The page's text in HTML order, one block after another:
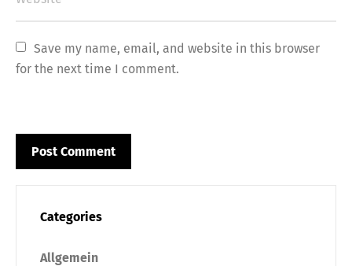
Save my name, email, and website in this browser
for the next time I comment.
Categories
Allgemein